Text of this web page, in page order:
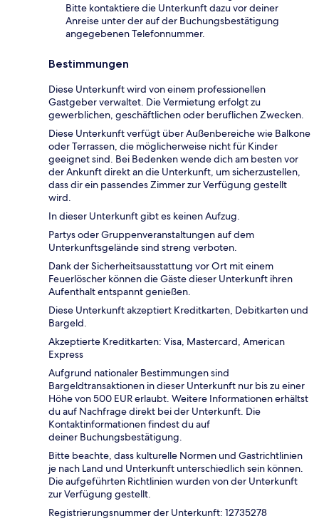
Bitte kontaktiere die Unterkunft dazu vor deiner
Anreise unter der auf der Buchungsbestätigung
angegebenen Telefonnummer.
Bestimmungen
Diese Unterkunft wird von einem professionellen
Gastgeber verwaltet. Die Vermietung erfolgt zu
gewerblichen, geschäftlichen oder beruflichen Zwecken.
Diese Unterkunft verfügt über Außenbereiche wie Balkone
oder Terrassen, die möglicherweise nicht für Kinder
geeignet sind. Bei Bedenken wende dich am besten vor
der Ankunft direkt an die Unterkunft, um sicherzustellen,
dass dir ein passendes Zimmer zur Verfügung gestellt
wird.
In dieser Unterkunft gibt es keinen Aufzug.
Partys oder Gruppenveranstaltungen auf dem
Unterkunftsgelände sind streng verboten.
Dank der Sicherheitsausstattung vor Ort mit einem
Feuerlöscher können die Gäste dieser Unterkunft ihren
Aufenthalt entspannt genießen.
Diese Unterkunft akzeptiert Kreditkarten, Debitkarten und
Bargeld.
Akzeptierte Kreditkarten: Visa, Mastercard, American
Express
Aufgrund nationaler Bestimmungen sind
Bargeldtransaktionen in dieser Unterkunft nur bis zu einer
Höhe von 500 EUR erlaubt. Weitere Informationen erhältst
du auf Nachfrage direkt bei der Unterkunft. Die
Kontaktinformationen findest du auf
deiner Buchungsbestätigung.
Bitte beachte, dass kulturelle Normen und Gastrichtlinien
je nach Land und Unterkunft unterschiedlich sein können.
Die aufgeführten Richtlinien wurden von der Unterkunft
zur Verfügung gestellt.
Registrierungsnummer der Unterkunft: 12735278